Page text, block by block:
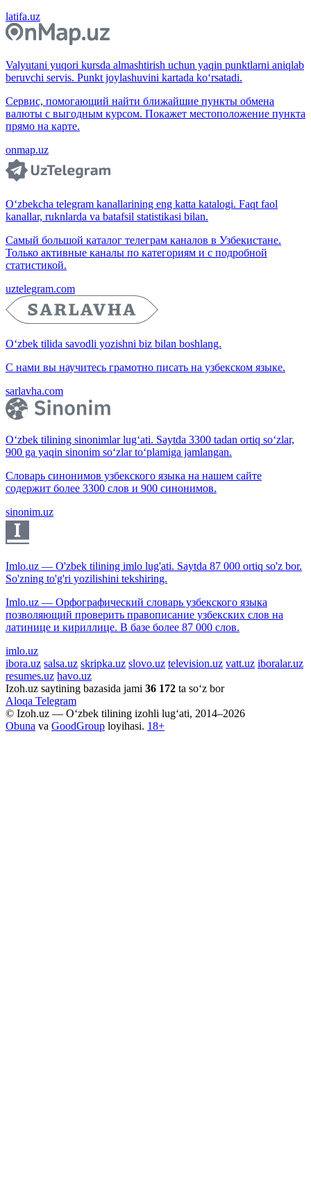
latifa.uz
Valyutani yuqori kursda almashtirish uchun yaqin punktlarni aniqlab
beruvchi servis. Punkt joylashuvini kartada ko‘rsatadi.
Сервис, помогающий найти ближайшие пункты обмена
валюты с выгодным курсом. Покажет местоположение пункта
прямо на карте.
onmap.uz
O‘zbekcha telegram kanallarining eng katta katalogi. Faqt faol
kanallar, ruknlarda va batafsil statistikasi bilan.
Самый большой каталог телеграм каналов в Узбекистане.
Только активные каналы по категориям и с подробной
статистикой.
uztelegram.com
O‘zbek tilida savodli yozishni biz bilan boshlang.
С нами вы научитесь грамотно писать на узбекском языке.
sarlavha.com
O‘zbek tilining sinonimlar lug‘ati. Saytda 3300 tadan ortiq so‘zlar,
900 ga yaqin sinonim so‘zlar to‘plamiga jamlangan.
Словарь синонимов узбекского языка на нашем сайте
содержит более 3300 слов и 900 синонимов.
sinonim.uz
Imlo.uz — O'zbek tilining imlo lug'ati. Saytda 87 000 ortiq so'z bor.
So'zning to'g'ri yozilishini tekshiring.
Imlo.uz — Орфографический словарь узбекского языка
позволяющий проверить правописание узбекских слов на
латинице и кириллице. В базе более 87 000 слов.
imlo.uz
ibora.uz salsa.uz skripka.uz slovo.uz television.uz vatt.uz iboralar.uz
resumes.uz havo.uz
Izoh.uz saytining bazasida jami 36 172 ta so‘z bor
Aloqa Telegram
© Izoh.uz — O‘zbek tilining izohli lug‘ati, 2014–2026
Obuna va GoodGroup loyihasi. 18+